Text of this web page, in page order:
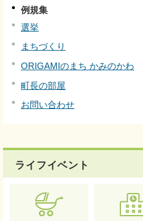
例規集
選挙
まちづくり
ORIGAMIのまち かみのかわ
町長の部屋
お問い合わせ
ライフイベント